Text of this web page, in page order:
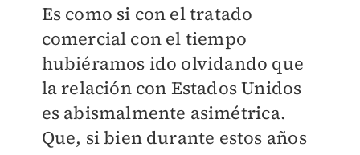
Es como si con el tratado
comercial con el tiempo
hubiéramos ido olvidando que
la relación con Estados Unidos
es abismalmente asimétrica.
Que, si bien durante estos años